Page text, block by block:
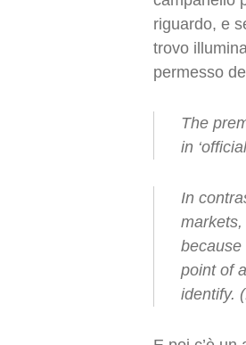
riguardo, e
trovo
permesso
The
in
In
because
point of
identify.